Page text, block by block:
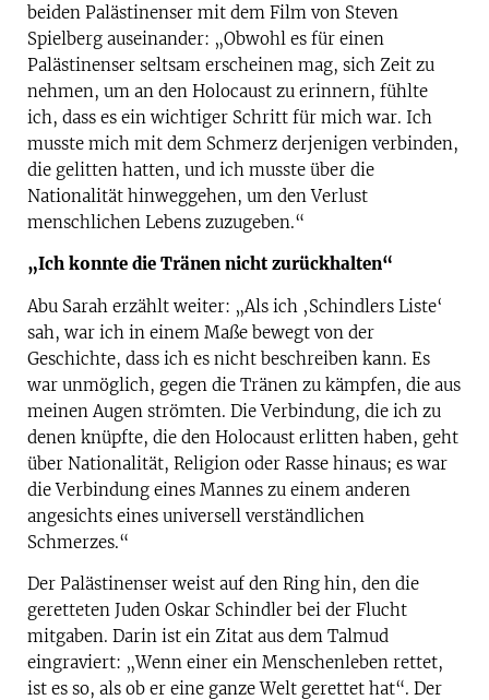
beiden Palästinenser mit dem Film von Steven
Spielberg auseinander: „Obwohl es für einen
Palästinenser seltsam erscheinen mag, sich Zeit zu
nehmen, um an den Holocaust zu erinnern, fühlte
ich, dass es ein wichtiger Schritt für mich war. Ich
musste mich mit dem Schmerz derjenigen verbinden,
die gelitten hatten, und ich musste über die
Nationalität hinweggehen, um den Verlust
menschlichen Lebens zuzugeben.“
„Ich konnte die Tränen nicht zurückhalten“
Abu Sarah erzählt weiter: „Als ich ‚Schindlers Liste‘
sah, war ich in einem Maße bewegt von der
Geschichte, dass ich es nicht beschreiben kann. Es
war unmöglich, gegen die Tränen zu kämpfen, die aus
meinen Augen strömten. Die Verbindung, die ich zu
denen knüpfte, die den Holocaust erlitten haben, geht
über Nationalität, Religion oder Rasse hinaus; es war
die Verbindung eines Mannes zu einem anderen
angesichts eines universell verständlichen
Schmerzes.“
Der Palästinenser weist auf den Ring hin, den die
geretteten Juden Oskar Schindler bei der Flucht
mitgaben. Darin ist ein Zitat aus dem Talmud
eingraviert: „Wenn einer ein Menschenleben rettet,
ist es so, als ob er eine ganze Welt gerettet hat“. Der